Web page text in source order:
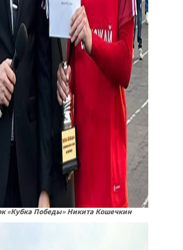
«Кубка Победы» Никита Кошечкин